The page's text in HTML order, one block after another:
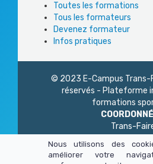
Toutes les formations
Tous les formateurs
Devenez formateur
Infos pratiques
© 2023 E-Campus Trans-
réservés - Plateforme
formations
Trans-
75 020
01 45 23 83
Nous utilisons des
améliorer votre